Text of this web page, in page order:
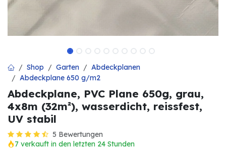
Shop Garten
Abdeckplanen
Abdeckplane 650 g/m2
Abdeckplane, PVC Plane 650g, grau,
4x8m (32m²), wasserdicht, reissfest,
UV stabil
5 Bewertungen
7 verkauft in den letzten 24 Stunden